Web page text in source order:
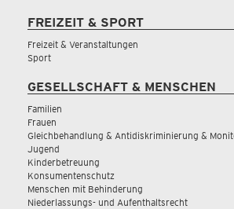
FREIZEIT & SPORT
Freizeit & Veranstaltungen
Sport
GESELLSCHAFT & MENSCHEN
Familien
Frauen
Gleichbehandlung & Antidiskriminierung &
Jugend
Kinderbetreuung
Konsumentenschutz
Menschen mit Behinderung
Niederlassungs- und Aufenthaltsrecht